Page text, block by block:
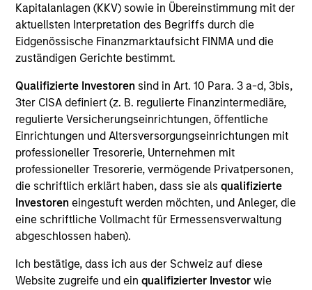
Kapitalanlagen (KKV) sowie in Übereinstimmung mit der
aktuellsten Interpretation des Begriffs durch die
Eidgenössische Finanzmarktaufsicht FINMA und die
zuständigen Gerichte bestimmt.
Qualifizierte Investoren sind in Art. 10 Para. 3 a-d, 3bis,
3ter CISA definiert (z. B. regulierte Finanzintermediäre,
regulierte Versicherungseinrichtungen, öffentliche
Einrichtungen und Altersversorgungseinrichtungen mit
professioneller Tresorerie, Unternehmen mit
professioneller Tresorerie, vermögende Privatpersonen,
die schriftlich erklärt haben, dass sie alsqualifizierte
Investoren eingestuft werden möchten, und Anleger, die
eine schriftliche Vollmacht für Ermessensverwaltung
abgeschlossen haben).
Ich bestätige, dass ich aus der Schweiz auf diese
Website zugreife und ein qualifizierter Investor wie
In Zahlen
JAHRE GESCHICHTE
50
VERWALTETES GESAMTVERMÖGEN1
2,0 Bio. USD